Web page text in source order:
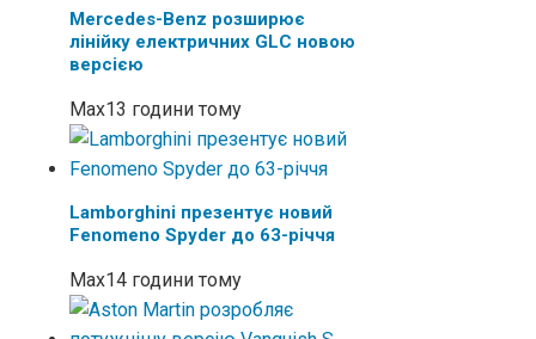
Mercedes-Benz розширює
лінійку електричних GLC новою
версією
Max13 години тому
Lamborghini презентує новий
Fenomeno Spyder до 63-річчя
Max14 години тому